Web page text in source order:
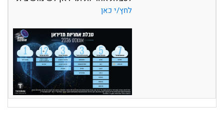
לחץ/י כאן